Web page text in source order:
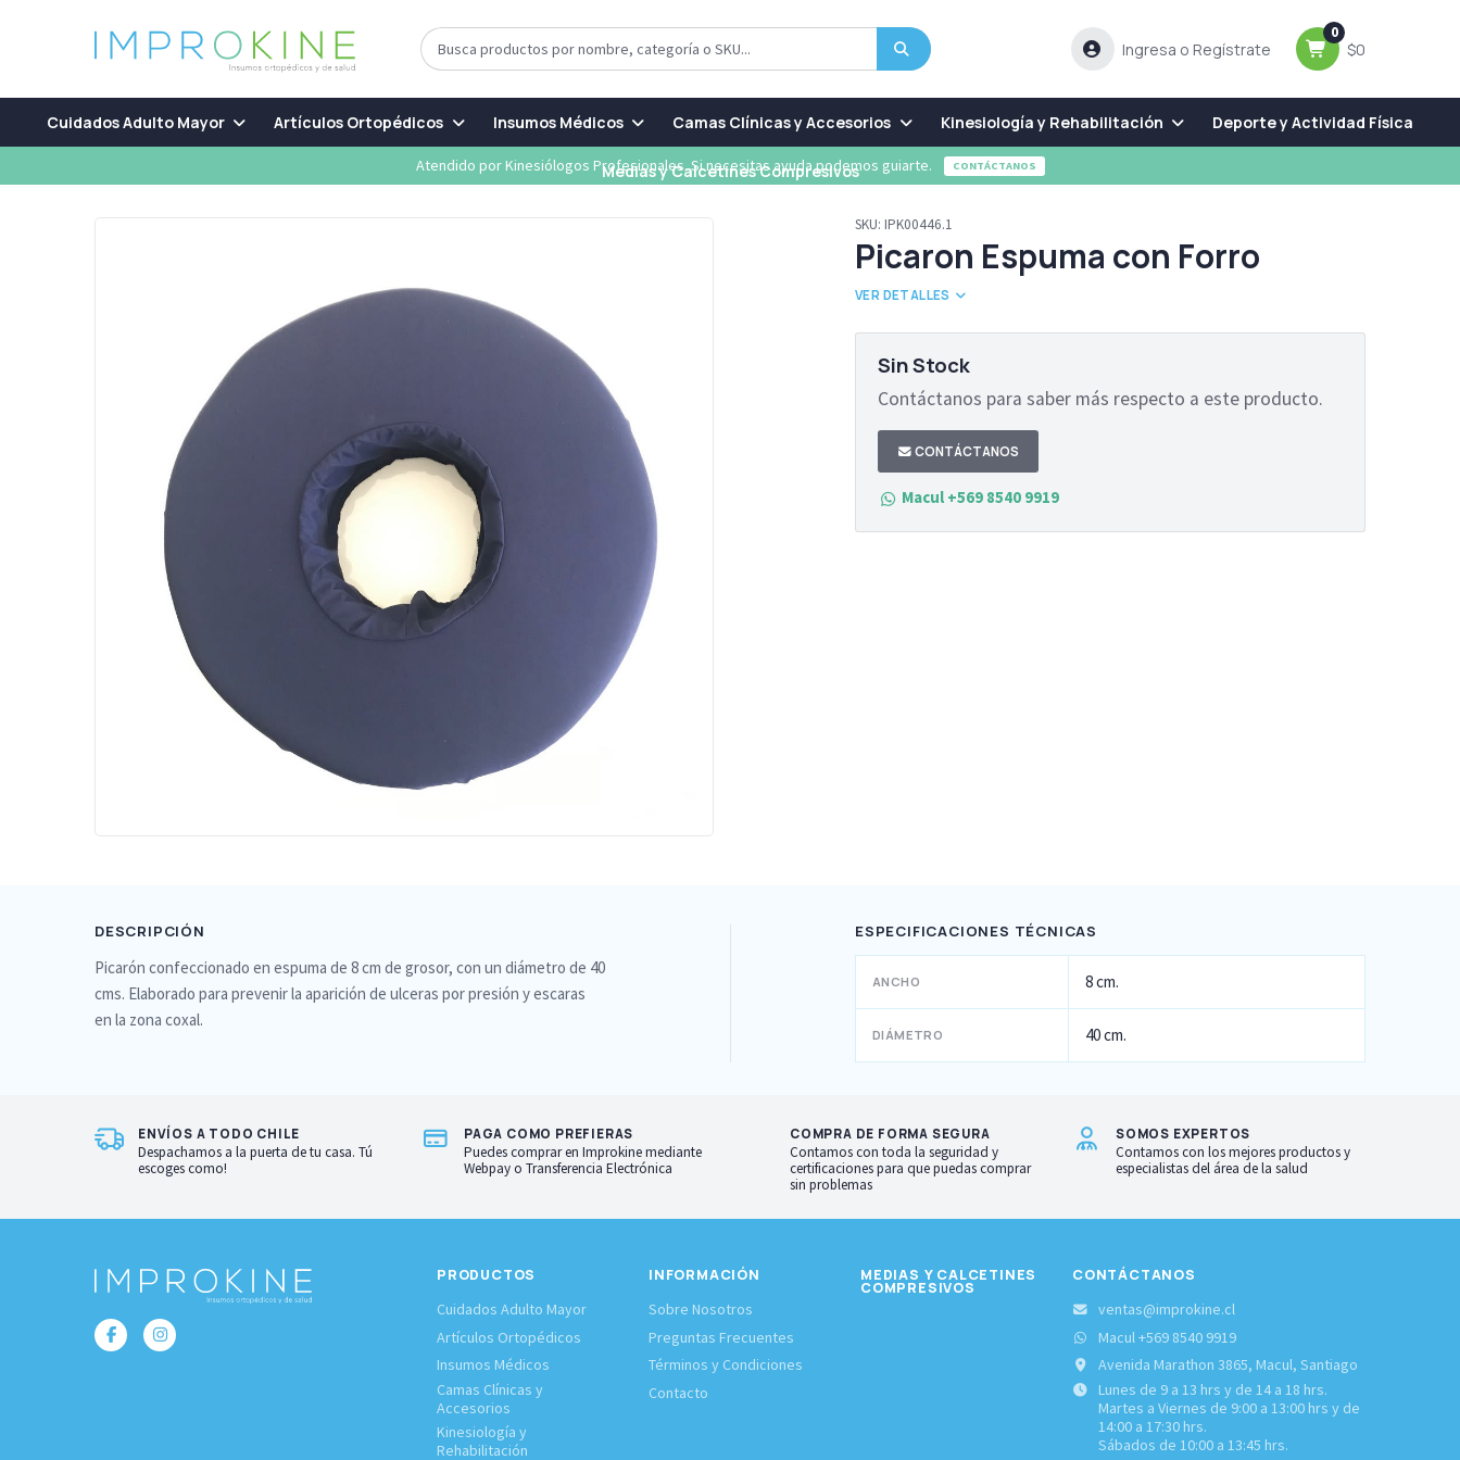
Ingresa o Regístrate
0
$0
Cuidados Adulto Mayor Artículos Ortopédicos Insumos Médicos Camas Clínicas y Accesorios Kinesiología y Rehabilitación Deporte y Actividad Física
Medias y Calcetines Compresivos
Atendido por Kinesiólogos Profesionales. Si necesitas ayuda podemos guiarte. CONTÁCTANOS
SKU: IPK00446.1
Picaron Espuma con Forro
VER DETALLES
Sin Stock
Contáctanos para saber más respecto a este producto.
CONTÁCTANOS
Macul +569 8540 9919
DESCRIPCIÓN
Picarón confeccionado en espuma de 8 cm de grosor, con un diámetro de 40
cms. Elaborado para prevenir la aparición de ulceras por presión y escaras
en la zona coxal.
ESPECIFICACIONES TÉCNICAS
ANCHO 8 cm.
DIÁMETRO 40 cm.
ENVÍOS A TODO CHILE
Despachamos a la puerta de tu casa. Tú
escoges como!
PAGA COMO PREFIERAS
Puedes comprar en Improkine mediante
Webpay o Transferencia Electrónica
COMPRA DE FORMA SEGURA
Contamos con toda la seguridad y
certificaciones para que puedas comprar
sin problemas
SOMOS EXPERTOS
Contamos con los mejores productos y
especialistas del área de la salud
PRODUCTOS
Cuidados Adulto Mayor
Artículos Ortopédicos
Insumos Médicos
Camas Clínicas y
Accesorios
Kinesiología y
Rehabilitación
INFORMACIÓN
Sobre Nosotros
Preguntas Frecuentes
Términos y Condiciones
Contacto
MEDIAS Y CALCETINES
COMPRESIVOS
CONTÁCTANOS
ventas@improkine.cl
Macul +569 8540 9919
Avenida Marathon 3865, Macul, Santiago
Lunes de 9 a 13 hrs y de 14 a 18 hrs.
Martes a Viernes de 9:00 a 13:00 hrs y de
14:00 a 17:30 hrs.
Sábados de 10:00 a 13:45 hrs.